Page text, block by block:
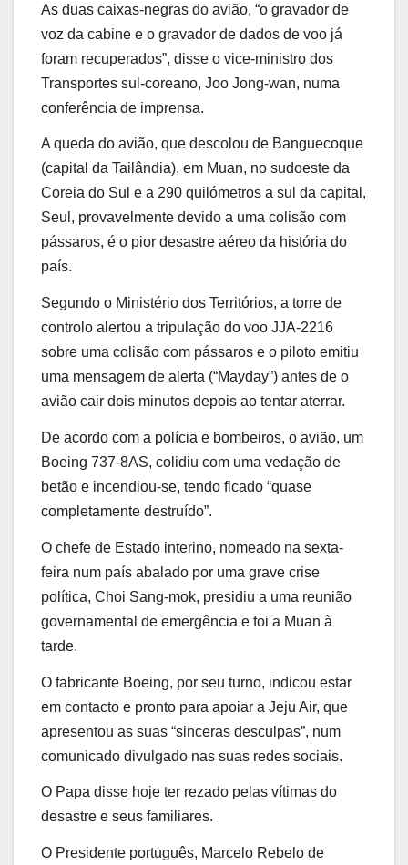
As duas caixas-negras do avião, “o gravador de
voz da cabine e o gravador de dados de voo já
foram recuperados”, disse o vice-ministro dos
Transportes sul-coreano, Joo Jong-wan, numa
conferência de imprensa.
A queda do avião, que descolou de Banguecoque
(capital da Tailândia), em Muan, no sudoeste da
Coreia do Sul e a 290 quilómetros a sul da capital,
Seul, provavelmente devido a uma colisão com
pássaros, é o pior desastre aéreo da história do
país.
Segundo o Ministério dos Territórios, a torre de
controlo alertou a tripulação do voo JJA-2216
sobre uma colisão com pássaros e o piloto emitiu
uma mensagem de alerta (“Mayday”) antes de o
avião cair dois minutos depois ao tentar aterrar.
De acordo com a polícia e bombeiros, o avião, um
Boeing 737-8AS, colidiu com uma vedação de
betão e incendiou-se, tendo ficado “quase
completamente destruído”.
O chefe de Estado interino, nomeado na sexta-
feira num país abalado por uma grave crise
política, Choi Sang-mok, presidiu a uma reunião
governamental de emergência e foi a Muan à
tarde.
O fabricante Boeing, por seu turno, indicou estar
em contacto e pronto para apoiar a Jeju Air, que
apresentou as suas “sinceras desculpas”, num
comunicado divulgado nas suas redes sociais.
O Papa disse hoje ter rezado pelas vítimas do
desastre e seus familiares.
O Presidente português, Marcelo Rebelo de